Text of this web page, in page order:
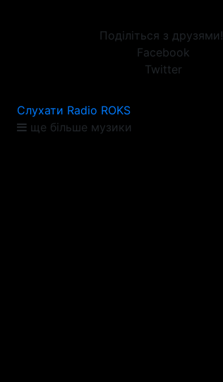
Поділіться з друзями!
Facebook
Twitter
Слухати Radio ROKS
ще більше музики